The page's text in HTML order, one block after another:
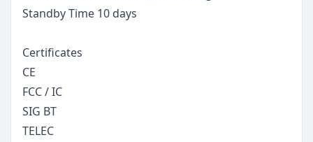
Standby Time 10 days
Certificates
CE
FCC / IC
SIG BT
TELEC